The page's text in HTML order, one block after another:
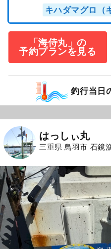
キハダマグロ（
「海侍丸」の
予約プランを見る
釣行当日
はっしぃ丸
三重県 鳥羽市 石鏡